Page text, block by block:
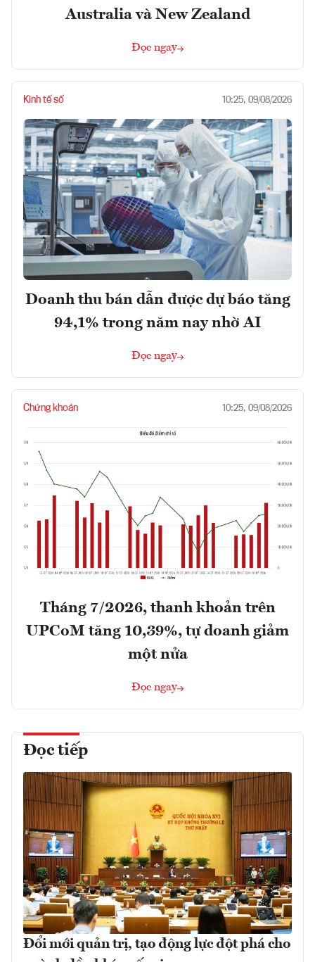
Australia và New Zealand
Đọc ngay
Kinh tế số 10:25, 09/08/2026
Doanh thu bán dẫn được dự báo tăng
94,1% trong năm nay nhờ AI
Đọc ngay
Chứng khoán 10:25, 09/08/2026
Tháng 7/2026, thanh khoản trên
UPCoM tăng 10,39%, tự doanh giảm
một nửa
Đọc ngay
Đọc tiếp
Đổi mới quản trị, tạo động lực đột phá cho